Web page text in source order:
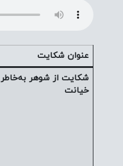
عنوان شکایت
شکایت از شوهر به‌خاطر
خیانت